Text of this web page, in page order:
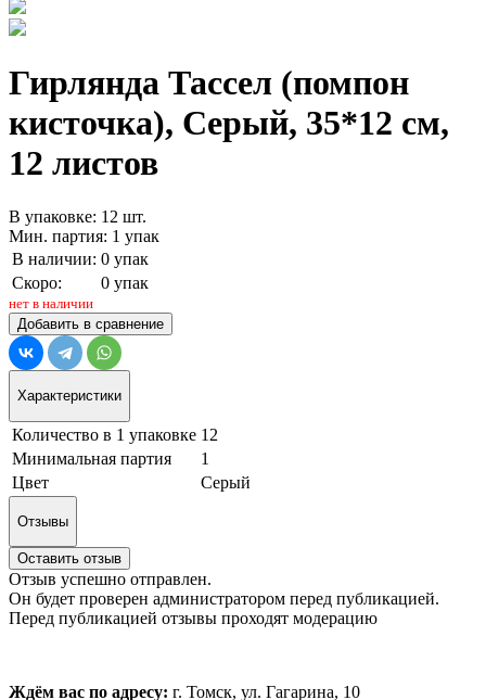
Гирлянда Тассел (помпон
кисточка), Серый, 35*12 см,
12 листов
В упаковке: 12 шт.
Мин. партия: 1 упак
В наличии: 0 упак
Скоро:
0 упак
нет в наличии
Добавить в сравнение
Характеристики
Количество в 1 упаковке 12
Минимальная партия
1
Цвет
Серый
Отзывы
Оставить отзыв
Отзыв успешно отправлен.
Он будет проверен администратором перед публикацией.
Перед публикацией отзывы проходят модерацию
Ждём вас по адресу: г. Томск, ул. Гагарина, 10